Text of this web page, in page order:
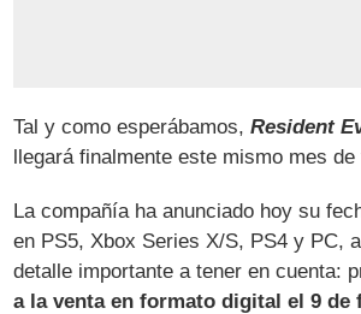
Tal y como esperábamos,Resident
llegará finalmente este mismo mes de
La compañía ha anunciado hoy su
en PS5, Xbox Series X/S, PS4 y PC,
detalle importante a tener en cuenta:
a la venta en formato digital el 9 de